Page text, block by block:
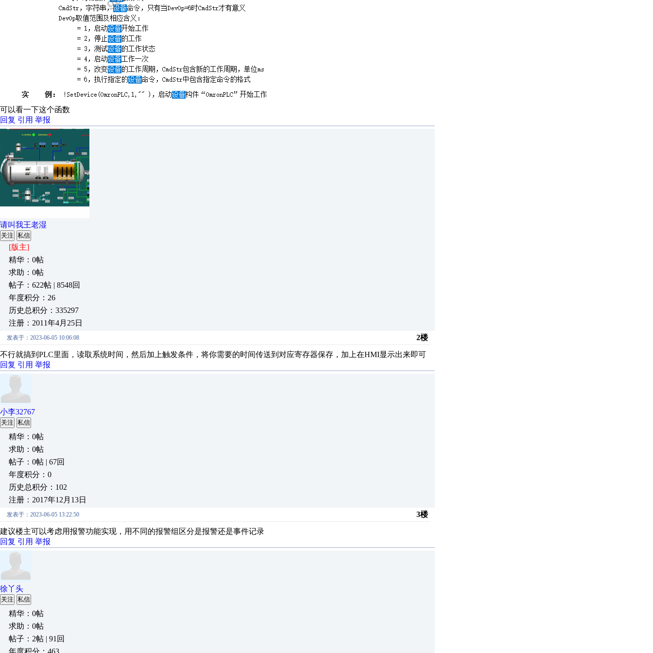
可以看一下这个函数
回复 引用 举报
请叫我王老湿
关注 私信
[版主]
精华：0帖
求助：0帖
帖子：622帖 | 8548回
年度积分：26
历史总积分：335297
注册：2011年4月25日
发表于：2023-06-05 10:06:08 2楼
不行就搞到PLC里面，读取系统时间，然后加上触发条件，将你需要的时间传送到对应寄存器保存，加上在HMI显示出来即可
回复 引用 举报
小李32767
关注 私信
精华：0帖
求助：0帖
帖子：0帖 | 67回
年度积分：0
历史总积分：102
注册：2017年12月13日
发表于：2023-06-05 13:22:50 3楼
建议楼主可以考虑用报警功能实现，用不同的报警组区分是报警还是事件记录
回复 引用 举报
徐丫头
关注 私信
精华：0帖
求助：0帖
帖子：2帖 | 91回
年度积分：463